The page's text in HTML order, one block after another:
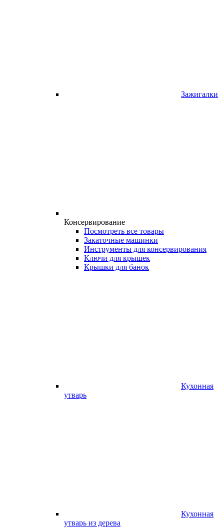
Зажигалки
Консервирование
Посмотреть все товары
Закаточные машинки
Инструменты для консервирования
Ключи для крышек
Крышки для банок
Кухонная
утварь
Кухонная
утварь из дерева